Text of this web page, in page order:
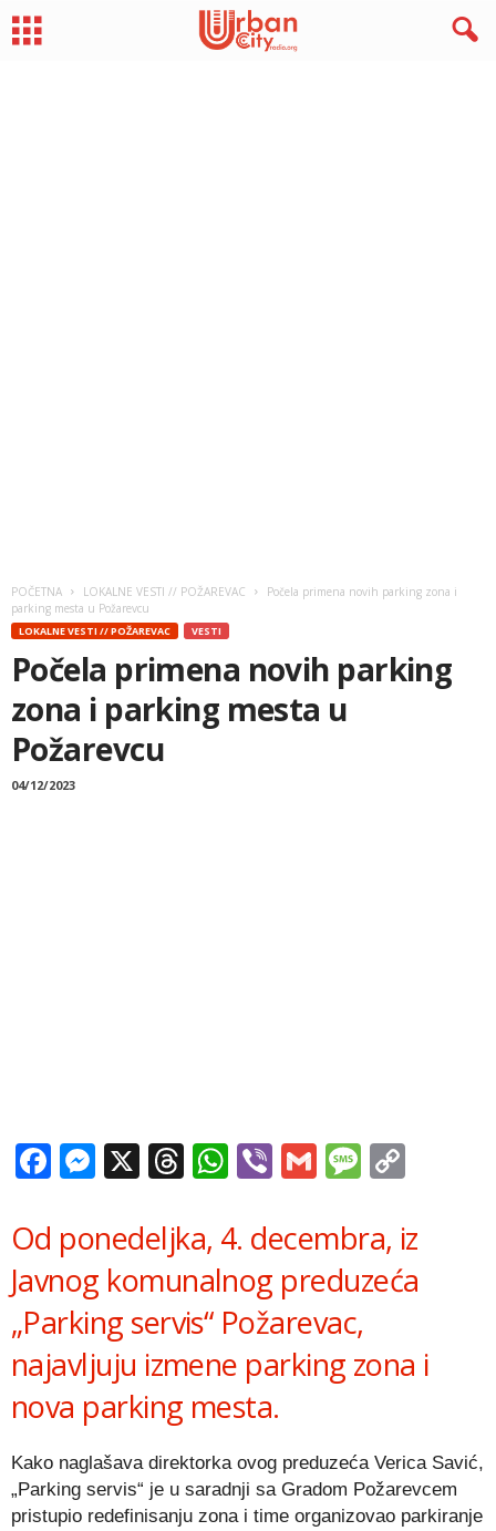
POČETNA LOKALNE VESTI // POŽAREVAC
Počela primena novih parking zona i
parking mesta u Požarevcu
LOKALNE VESTI // POŽAREVAC VESTI
Počela primena novih parking
zona i parking mesta u
Požarevcu
04/12/2023
Facebook
Messenger
X Threads
WhatsApp
ViberGmail
Od ponedeljka, 4. decembra, iz
Javnog komunalnog preduzeća
„Parking servis“ Požarevac,
najavljuju izmene parking zona i
nova parking mesta.
Kako naglašava direktorka ovog preduzeća Verica Savić,
„Parking servis“ je u saradnji sa Gradom Požarevcem
pristupio redefinisanju zona i time organizovao parkiranje